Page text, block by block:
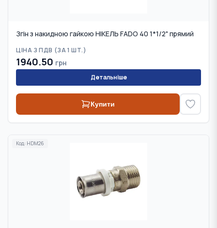
Згін з накидною гайкою НІКЕЛЬ FADO 40 1*1/2" прямий
ЦІНА З ПДВ (ЗА 1 ШТ.)
1940.50 грн
Детальніше
Купити
Код: HDM26